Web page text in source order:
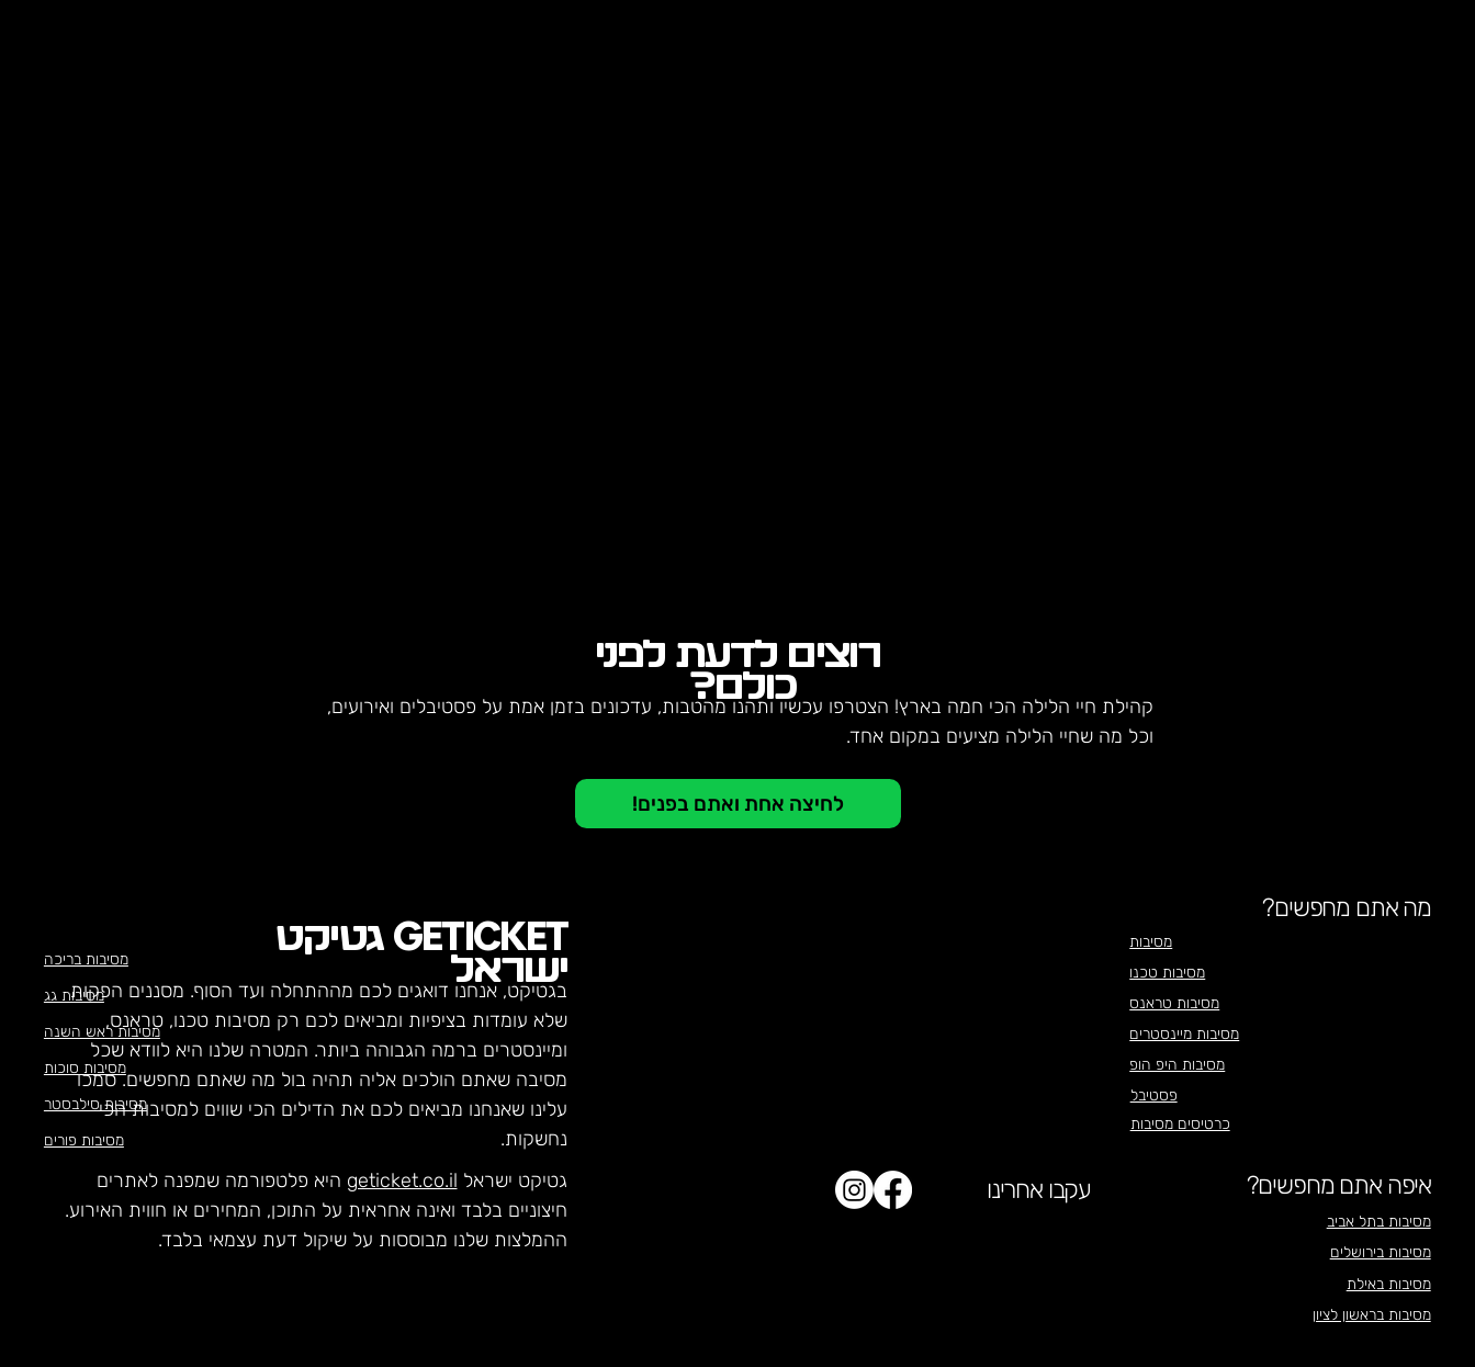
רוצים לדעת לפני
כולם?
קהילת חיי הלילה הכי חמה בארץ! הצטרפו עכשיו ותהנו מהטבות, עדכונים בזמן אמת על פסטיבלים ואירועים,
וכל מה שחיי הלילה מציעים במקום אחד.
לחיצה אחת ואתם בפנים!
מסיבות בריכה
מסיבות גג
מסיבות ראש השנה
מסיבות סוכות
מסיבות סילבסטר
מסיבות פורים
GETICKET גטיקט
ישראל
בגטיקט, אנחנו דואגים לכם מההתחלה ועד הסוף. מסננים הפקות
שלא עומדות בציפיות ומביאים לכם רק מסיבות טכנו, טראנס,
ומיינסטרים ברמה הגבוהה ביותר. המטרה שלנו היא לוודא שכל
מסיבה שאתם הולכים אליה תהיה בול מה שאתם מחפשים. סמכו
עלינו שאנחנו מביאים לכם את הדילים הכי שווים למסיבות הכי
נחשקות.
מה אתם מחפשים?
מסיבות
מסיבות טכנו
מסיבות טראנס
מסיבות מיינסטרים
מסיבות היפ הופ
פסטיבל
כרטיסים מסיבות
גטיקט ישראל geticket.co.il היא פלטפורמה שמפנה לאתרים
חיצוניים בלבד ואינה אחראית על התוכן, המחירים או חווית האירוע.
ההמלצות שלנו מבוססות על שיקול דעת עצמאי בלבד.
עקבו אחרינו איפה אתם מחפשים?
מסיבות בתל אביב
מסיבות בירושלים
מסיבות באילת
מסיבות בראשון לציון